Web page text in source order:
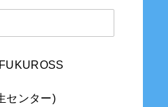
FUKUROSS
センター)